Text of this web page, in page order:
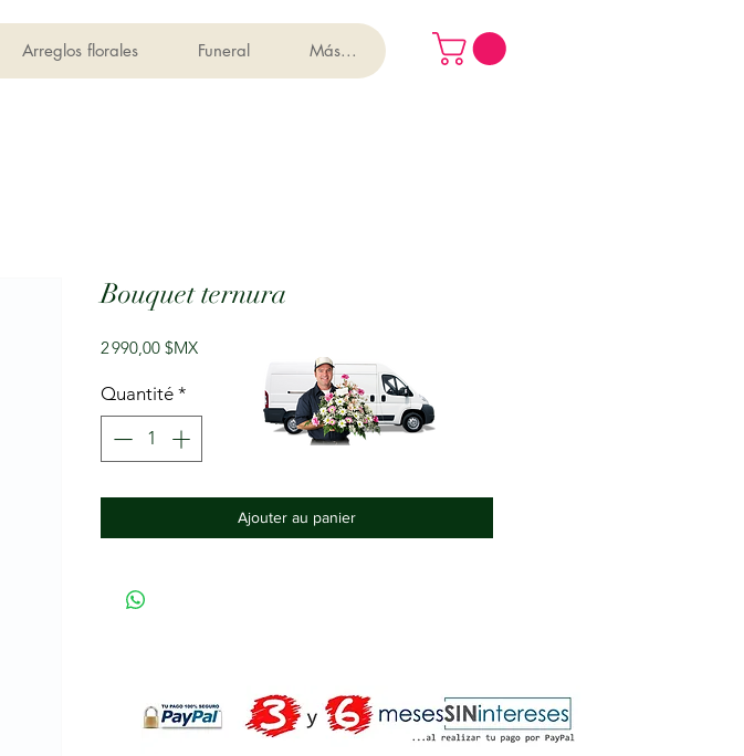
Arreglos florales Funeral Más...
Bouquet ternura
2 990,00 $MXPrix
Quantité *
Ajouter au panier